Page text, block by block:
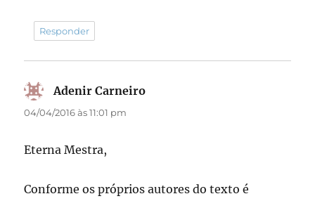
Responder
Adenir Carneiro
04/04/2016 às 11:01 pm
Eterna Mestra,
Conforme os próprios autores do texto é